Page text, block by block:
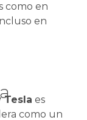
como en
en
Tesla es
como un